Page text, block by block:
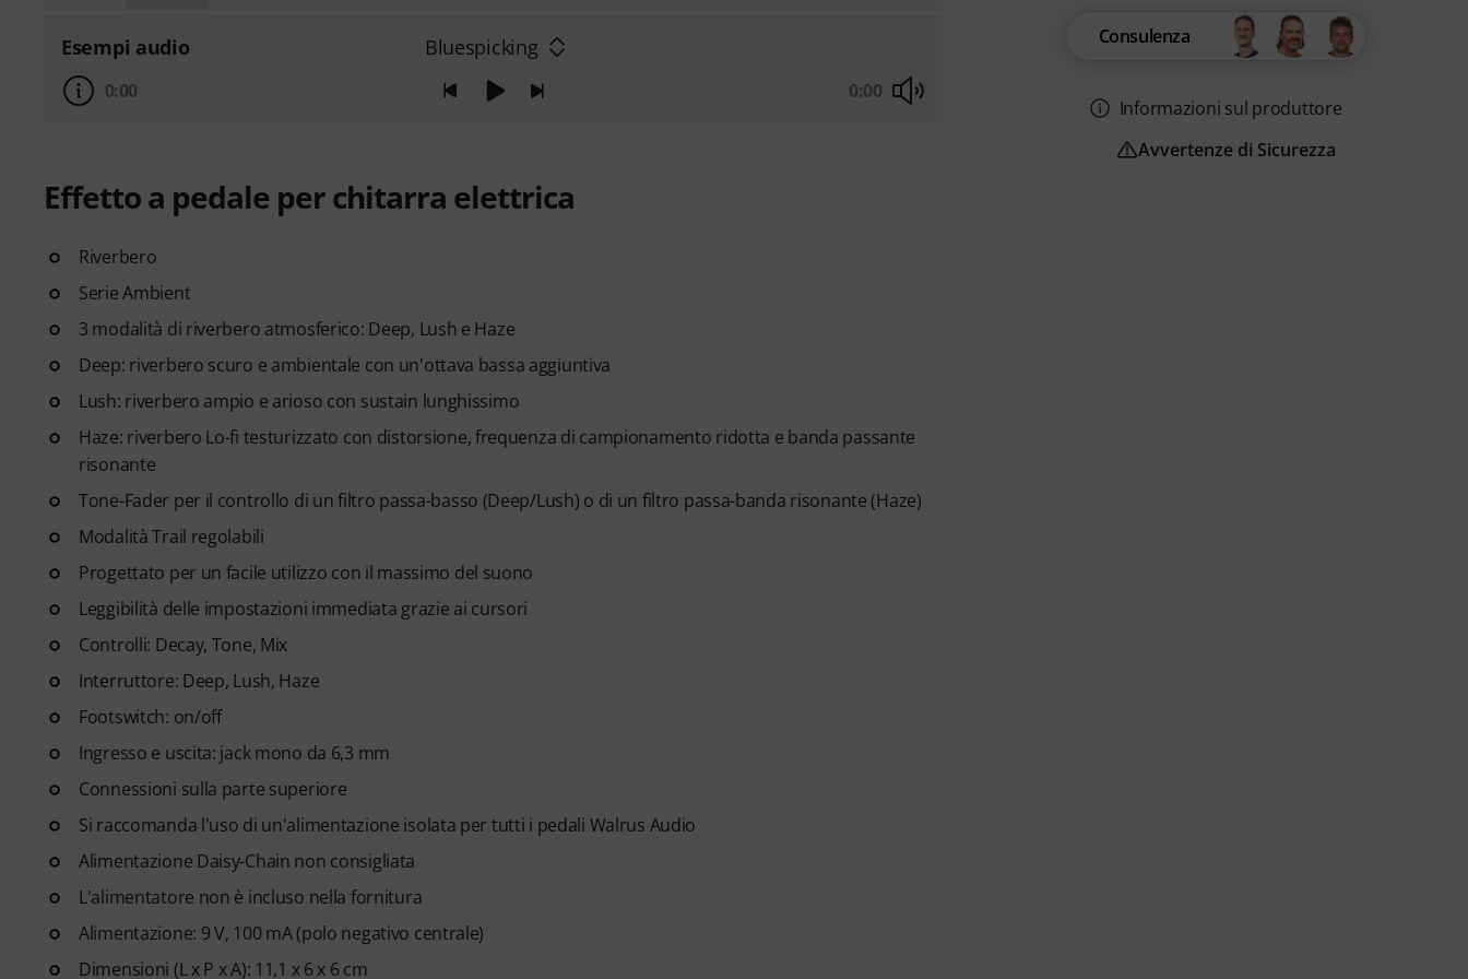
Esempi audio Bluespicking
0:00 0:00
Effetto a pedale per chitarra elettrica
Riverbero
Serie Ambient
3 modalità di riverbero atmosferico: Deep, Lush e Haze
Deep: riverbero scuro e ambientale con un'ottava bassa aggiuntiva
Lush: riverbero ampio e arioso con sustain lunghissimo
Haze: riverbero Lo-fi testurizzato con distorsione, frequenza di campionamento ridotta e banda passante
risonante
Tone-Fader per il controllo di un filtro passa-basso (Deep/Lush) o di un filtro passa-banda risonante (Haze)
Modalità Trail regolabili
Progettato per un facile utilizzo con il massimo del suono
Leggibilità delle impostazioni immediata grazie ai cursori
Controlli: Decay, Tone, Mix
Interruttore: Deep, Lush, Haze
Footswitch: on/off
Ingresso e uscita: jack mono da 6,3 mm
Connessioni sulla parte superiore
Si raccomanda l'uso di un'alimentazione isolata per tutti i pedali Walrus Audio
Alimentazione Daisy-Chain non consigliata
L'alimentatore non è incluso nella fornitura
Alimentazione: 9 V, 100 mA (polo negativo centrale)
Dimensioni (L x P x A): 11,1 x 6 x 6 cm
Consulenza
Informazioni sul produttore
Avvertenze di Sicurezza